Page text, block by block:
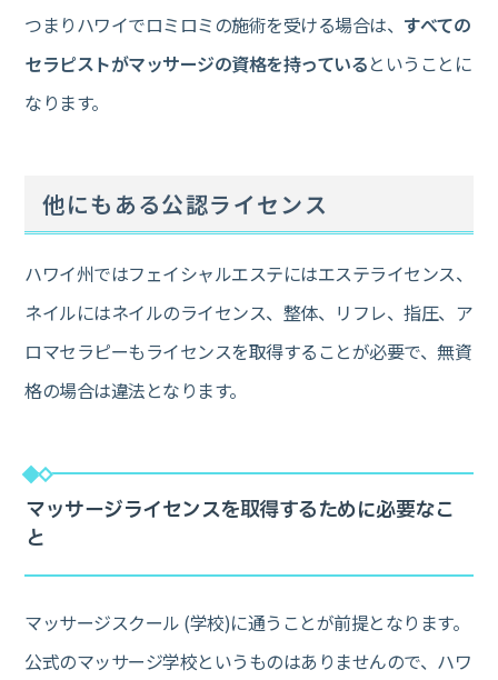
つまりハワイでロミロミの施術を受ける場合は、 すべての
セラピストがマッサージの資格を持っているということに
なります。
他にもある公認ライセンス
ハワイ州ではフェイシャルエステにはエステライセンス、
ネイルにはネイルのライセンス、整体、リフレ、指圧、ア
ロマセラピーもライセンスを取得することが必要で、無資
格の場合は違法となります。
マッサージライセンスを取得するために必要なこ
と
マッサージスクール (学校)に通うことが前提となります。
公式のマッサージ学校というものはありませんので、ハワ